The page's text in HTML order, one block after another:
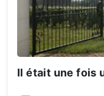
Il était une fois